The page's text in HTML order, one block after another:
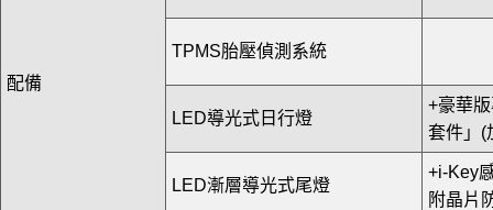
配備
TPMS胎壓偵測系統
LED導光式日行燈
+豪華
套件」(
LED漸層導光式尾燈
+i-Key
附晶片